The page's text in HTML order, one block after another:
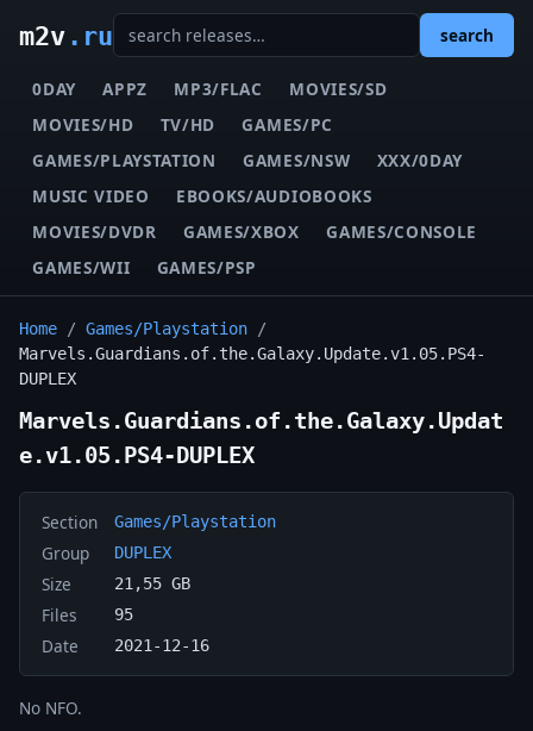
m2v.ru search
0DAY APPZ MP3/FLAC
MOVIES/SD
MOVIES/HD
TV/HD
GAMES/PC
GAMES/PLAYSTATION
GAMES/NSW
XXX/0DAY
MUSIC VIDEO
EBOOKS/AUDIOBOOKS
MOVIES/DVDR
GAMES/XBOX
GAMES/CONSOLE
GAMES/WII
GAMES/PSP
Home / Games/Playstation /
Marvels.Guardians.of.the.Galaxy.Update.v1.05.PS4-
DUPLEX
Marvels.Guardians.of.the.Galaxy.Updat
e.v1.05.PS4-DUPLEX
Section Games/Playstation
Group DUPLEX
Size 21,55 GB
Files 95
Date 2021-12-16
No NFO.